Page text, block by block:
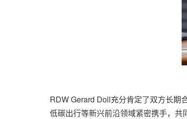
RDW Gerard Doll充分肯定了双方长期
低碳出行等新兴前沿领域紧密携手，共